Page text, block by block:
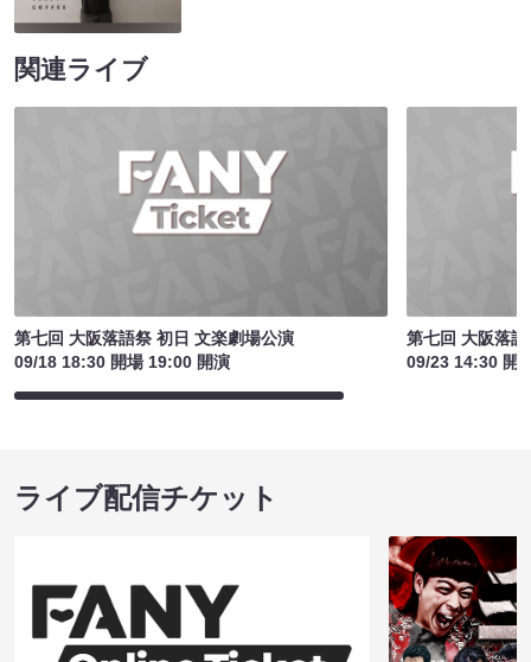
関連ライブ
第七回 大阪落語祭 初日 文楽劇場公演
09/18 18:30 開場 19:00 開演
第七回 大阪落
09/23 14:30 開
ライブ配信チケット